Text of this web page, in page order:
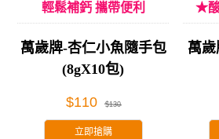
輕鬆補鈣 攜帶便利
萬歲牌-杏仁小魚隨手包
(8gX10包)
$110 $130
立即搶購
★
萬歲